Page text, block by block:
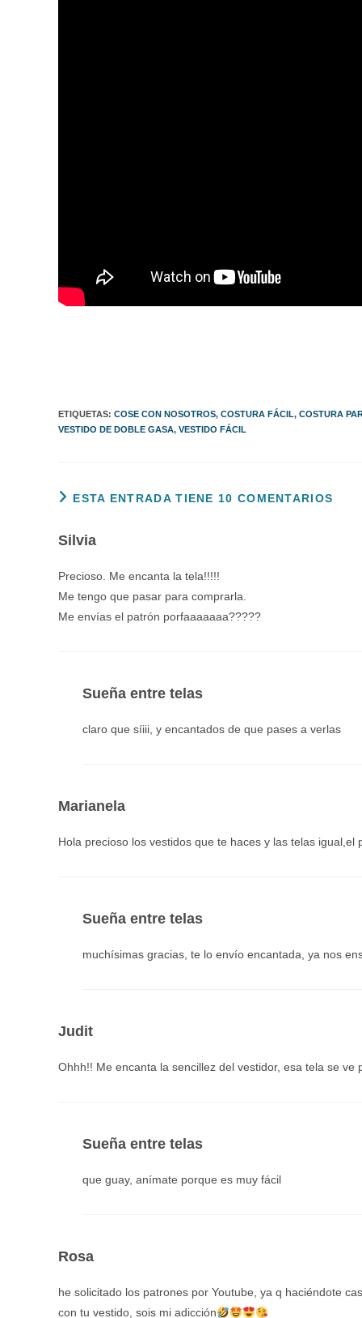
ETIQUETAS: COSE CON NOSOTROS, COSTURA FÁCIL, COSTURA
VESTIDO DE DOBLE GASA, VESTIDO FÁCIL
ESTA ENTRADA TIENE 10 COMENTARIOS
Silvia
Precioso. Me encanta la tela!!!!!
Me tengo que pasar para comprarla.
Me envías el patrón porfaaaaaaa?????
Sueña entre telas
claro que síiii, y encantados de que pases a verlas
Marianela
Hola precioso los vestidos que te haces y las telas
Sueña entre telas
muchísimas gracias, te lo envío encantada, ya nos
Judit
Ohhh!! Me encanta la sencillez del vestidor, esa tela se
Sueña entre telas
que guay, anímate porque es muy fácil
Rosa
he solicitado los patrones por Youtube, ya q haciéndote
con tu vestido, sois mi adicción